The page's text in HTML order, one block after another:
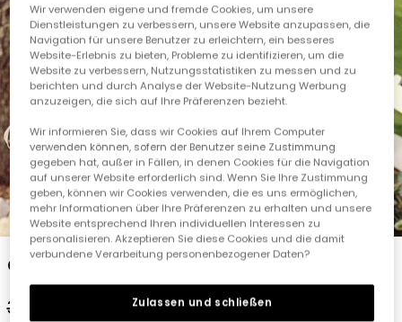
1 2 3 4 5
Oxford-Hemd für Kinder in Weiß
32,95 €
16,45 € 13,15 €
Wir verwenden eigene und fremde Cookies, um unsere
Dienstleistungen zu verbessern, unsere Website anzupassen, die
Navigation für unsere Benutzer zu erleichtern, ein besseres
Website-Erlebnis zu bieten, Probleme zu identifizieren, um die
Website zu verbessern, Nutzungsstatistiken zu messen und zu
berichten und durch Analyse der Website-Nutzung Werbung
anzuzeigen, die sich auf Ihre Präferenzen bezieht.
Wir informieren Sie, dass wir Cookies auf Ihrem Computer
verwenden können, sofern der Benutzer seine Zustimmung
gegeben hat, außer in Fällen, in denen Cookies für die Navigation
auf unserer Website erforderlich sind. Wenn Sie Ihre Zustimmung
geben, können wir Cookies verwenden, die es uns ermöglichen,
mehr Informationen über Ihre Präferenzen zu erhalten und unsere
Website entsprechend Ihren individuellen Interessen zu
personalisieren. Akzeptieren Sie diese Cookies und die damit
verbundene Verarbeitung personenbezogener Daten?
Zulassen und schließen